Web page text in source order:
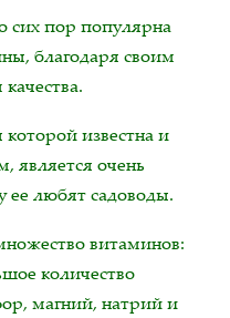
сих пор популярна
благодаря своим
которой известна и
является очень
любят садоводы.
витаминов:
количество
магний, натрий и